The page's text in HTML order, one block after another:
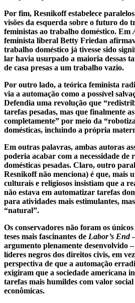
Por fim, Resnikoff estabelece
visões da esquerda sobre o futuro do
feministas ao trabalho doméstico. Em
feminista liberal Betty Friedan
trabalho doméstico já tivesse sido
lar havia usurpado a maioria dessas
de casa presas a um trabalho vazio.
Por outro lado, a teórica feminista
via a automação como a possível
Defendia uma revolução que
tarefas pesadas, mas que finalmente
completamente” por meio da
domésticas, incluindo a própria
Em outras palavras, ambas autoras
poderia acabar com a necessidade de
domésticas pesadas. Claro, outro
Resnikoff não menciona) é que, mais
culturais e religiosos insistiam que a
não estava em automatizar tarefas
para atividades mais estimulantes,
“natural”.
Os conservadores não foram os
teses mais fascinantes de Labor’s End
argumento plenamente desenvolvido
líderes negros dos direitos civis, em
perspectiva de que a automação
exigiram que a sociedade americana
tarefas mais humildes com valor social
econômicas.